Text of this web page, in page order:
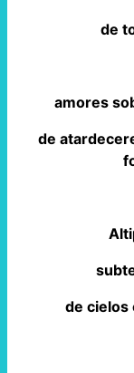
de
amores
de
de cielos